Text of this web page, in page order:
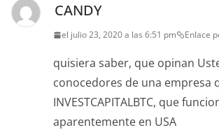
CANDY
el julio 23, 2020 a las 6:51 pm Enlace
quisiera saber, que opinan
conocedores de una empresa
INVESTCAPITALBTC, que
aparentemente en USA